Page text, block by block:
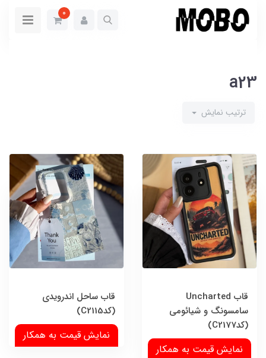
0
a23
ترتیب نمایش
قاب Uncharted
سامسونگ و شیائومی
(کدC2177)
نمایش قیمت به همکار
قاب ساحل اندرویدی
(کدC2115)
نمایش قیمت به همکار